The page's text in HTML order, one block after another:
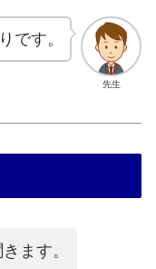
先生
です。
ます。